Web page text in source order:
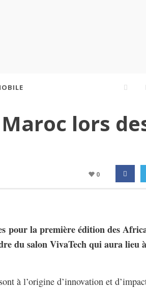
lors
0
pour la première édition des
du salon VivaTech qui aura lieu
à l’origine d’innovation et